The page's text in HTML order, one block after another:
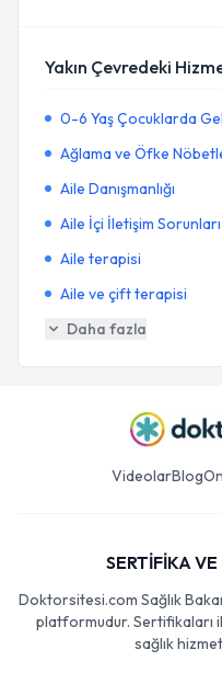
Yakın Çevredeki
0-6 Yaş Çocuklarda
Ağlama ve Öfke
Aile Danışmanlığı
Aile İçi İletişim Sorunları
Aile terapisi
Aile ve çift terapisi
Daha fazla
VideolarBlog
SERTİFİKA
Doktorsitesi.com Sağlık
platformudur. Sertifikaları
sağlık